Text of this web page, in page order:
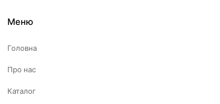
Меню
Головна
Про нас
Каталог